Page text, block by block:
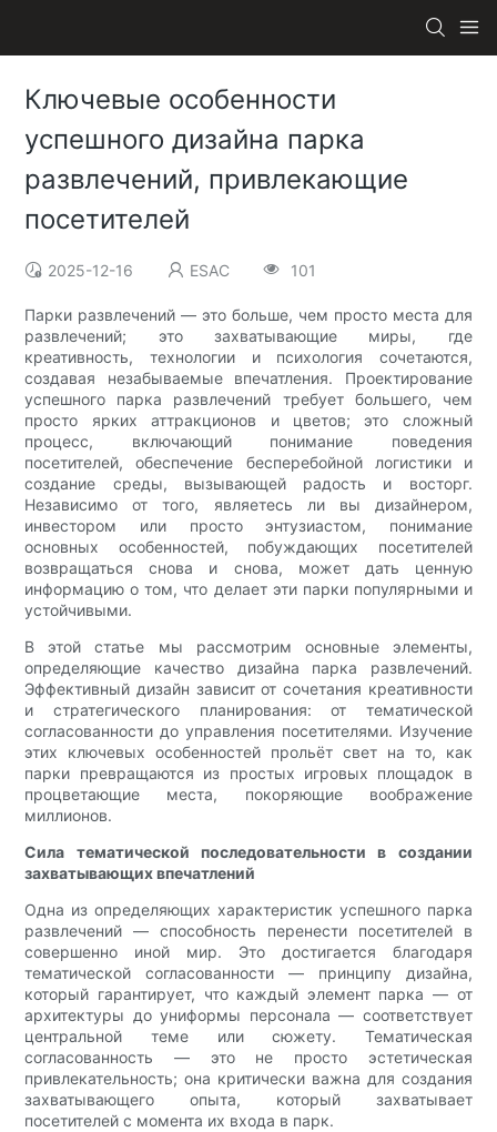
Ключевые особенности
успешного дизайна парка
развлечений, привлекающие
посетителей
2025-12-16 ESAC 101
Парки развлечений — это больше, чем просто места для
развлечений; это захватывающие миры, где
креативность, технологии и психология сочетаются,
создавая незабываемые впечатления. Проектирование
успешного парка развлечений требует большего, чем
просто ярких аттракционов и цветов; это сложный
процесс, включающий понимание поведения
посетителей, обеспечение бесперебойной логистики и
создание среды, вызывающей радость и восторг.
Независимо от того, являетесь ли вы дизайнером,
инвестором или просто энтузиастом, понимание
основных особенностей, побуждающих посетителей
возвращаться снова и снова, может дать ценную
информацию о том, что делает эти парки популярными и
устойчивыми.
В этой статье мы рассмотрим основные элементы,
определяющие качество дизайна парка развлечений.
Эффективный дизайн зависит от сочетания креативности
и стратегического планирования: от тематической
согласованности до управления посетителями. Изучение
этих ключевых особенностей прольёт свет на то, как
парки превращаются из простых игровых площадок в
процветающие места, покоряющие воображение
миллионов.
Сила тематической последовательности в создании
захватывающих впечатлений
Одна из определяющих характеристик успешного парка
развлечений — способность перенести посетителей в
совершенно иной мир. Это достигается благодаря
тематической согласованности — принципу дизайна,
который гарантирует, что каждый элемент парка — от
архитектуры до униформы персонала — соответствует
центральной теме или сюжету. Тематическая
согласованность — это не просто эстетическая
привлекательность; она критически важна для создания
захватывающего опыта, который захватывает
посетителей с момента их входа в парк.